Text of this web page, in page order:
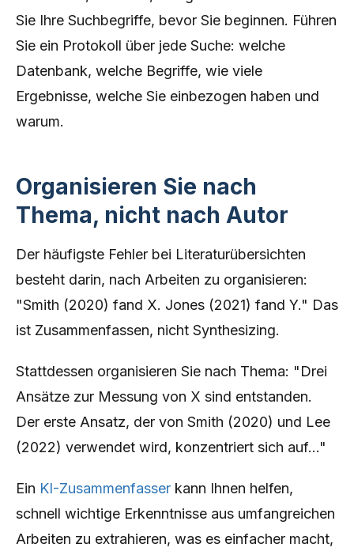
Sie Ihre Suchbegriffe, bevor Sie beginnen. Führen
Sie ein Protokoll über jede Suche: welche
Datenbank, welche Begriffe, wie viele
Ergebnisse, welche Sie einbezogen haben und
warum.
Organisieren Sie nach
Thema, nicht nach Autor
Der häufigste Fehler bei Literaturübersichten
besteht darin, nach Arbeiten zu organisieren:
"Smith (2020) fand X. Jones (2021) fand Y." Das
ist Zusammenfassen, nicht Synthesizing.
Stattdessen organisieren Sie nach Thema: "Drei
Ansätze zur Messung von X sind entstanden.
Der erste Ansatz, der von Smith (2020) und Lee
(2022) verwendet wird, konzentriert sich auf..."
Ein KI-Zusammenfasser kann Ihnen helfen,
schnell wichtige Erkenntnisse aus umfangreichen
Arbeiten zu extrahieren, was es einfacher macht,